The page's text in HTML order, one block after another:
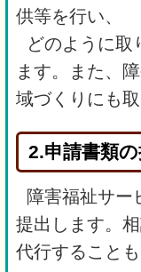
供等を行い、
どのように取
ます。また、
域づくりにも取
2.申請書類の
障害福祉サー
提出します。
代行することも